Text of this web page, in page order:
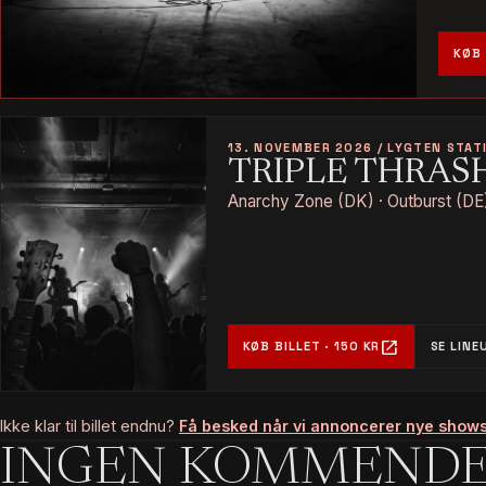
KØB
13. NOVEMBER 2026 / LYGTEN
TRIPLE
Anarchy Zone (DK) · Outburst
KØB BILLET · 150 KR open_in_new SE
Ikke klar til billet endnu? Få besked når vi annoncerer nye
INGEN